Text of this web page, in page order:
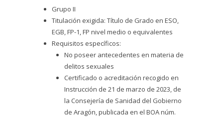
Grupo II
Titulación exigida: Título de Grado en ESO,
EGB, FP-1, FP nivel medio o equivalentes
Requisitos específicos:
No poseer antecedentes en materia de
delitos sexuales
Certificado o acreditación recogido en
Instrucción de 21 de marzo de 2023, de
la Consejería de Sanidad del Gobierno
de Aragón, publicada en el BOA núm.